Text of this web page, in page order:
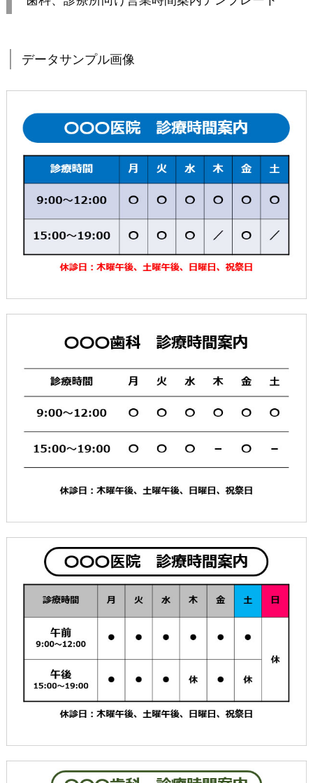
データサンプル画像